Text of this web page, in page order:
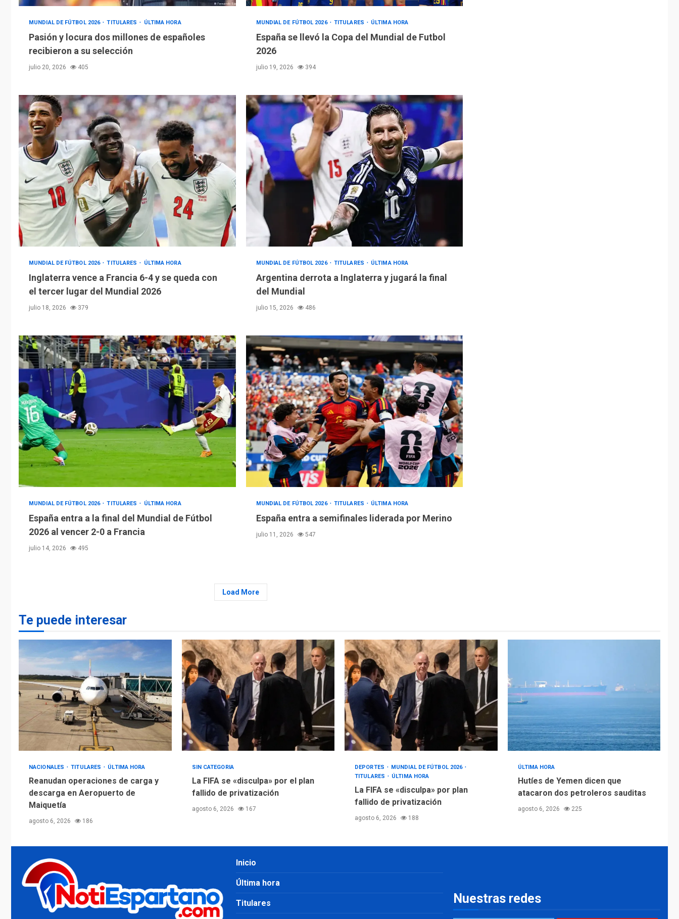
MUNDIAL DE FÚTBOL 2026 TITULARES ÚLTIMA HORA
Pasión y locura dos millones de españoles
recibieron a su selección
julio 20, 2026 405
MUNDIAL DE FÚTBOL 2026 TITULARES ÚLTIMA HORA
España se llevó la Copa del Mundial de Futbol
2026
julio 19, 2026 394
MUNDIAL DE FÚTBOL 2026 TITULARES ÚLTIMA HORA
Inglaterra vence a Francia 6-4 y se queda con
el tercer lugar del Mundial 2026
julio 18, 2026 379
MUNDIAL DE FÚTBOL 2026 TITULARES ÚLTIMA HORA
Argentina derrota a Inglaterra y jugará la final
del Mundial
julio 15, 2026 486
MUNDIAL DE FÚTBOL 2026 TITULARES ÚLTIMA HORA
España entra a la final del Mundial de Fútbol
2026 al vencer 2-0 a Francia
julio 14, 2026 495
MUNDIAL DE FÚTBOL 2026 TITULARES ÚLTIMA HORA
España entra a semifinales liderada por Merino
julio 11, 2026 547
Load More
Te puede interesar
NACIONALES TITULARES ÚLTIMA HORA
Reanudan operaciones de carga y
descarga en Aeropuerto de
Maiquetía
agosto 6, 2026 186
SIN CATEGORIA
La FIFA se «disculpa» por el plan
fallido de privatización
agosto 6, 2026 167
DEPORTES
MUNDIAL DE FÚTBOL 2026
TITULARES
ÚLTIMA HORA
La FIFA se «disculpa» por plan
fallido de privatización
agosto 6, 2026 188
ÚLTIMA HORA
Hutíes de Yemen dicen que
atacaron dos petroleros sauditas
agosto 6, 2026 225
Inicio
Última hora
Titulares Nuestras redes